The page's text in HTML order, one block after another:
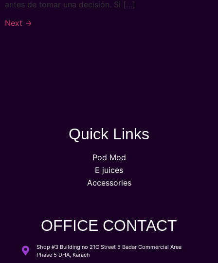
antes de tomar una decisión. Si […]
Next →
Quick Links
Pod Mod
E juices
Accessories
OFFICE CONTACT
Shop #3 Building no 21C Street 5 Badar Commercial Area
Phase 5 DHA, Karach